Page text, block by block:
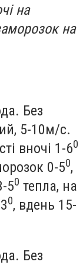
на
на
Без
5-10м/с.
вночі 1-60
0-50,
50 тепла, на
0, вдень 15-
Без